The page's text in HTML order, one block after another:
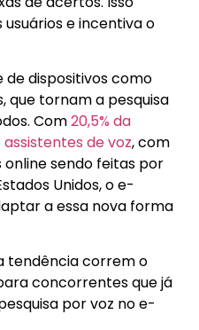
e incentiva o
dispositivos como
tornam a pesquisa
Com20,5% da
de voz, com
online sendo feitas por
Unidos, o e-
a essa nova forma
tendência correm o
concorrentes que já
por voz no e-